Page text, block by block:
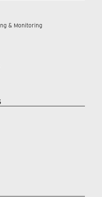
& Monitoring